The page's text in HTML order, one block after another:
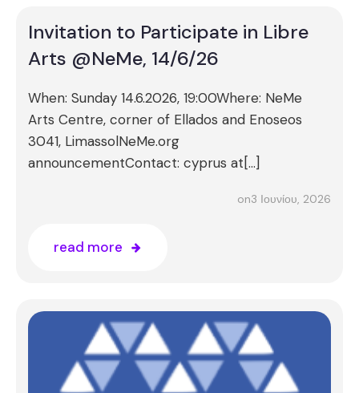
Invitation to Participate in Libre
Arts @NeMe, 14/6/26
When: Sunday 14.6.2026, 19:00Where: NeMe
Arts Centre, corner of Ellados and Enoseos
3041, LimassolNeMe.org
announcementContact: cyprus at[…]
on3 Ιουνίου, 2026
read more